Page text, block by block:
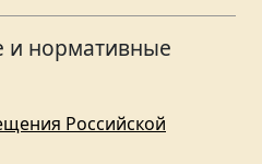
и нормативные
Российской